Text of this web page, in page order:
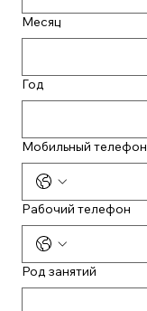
Месяц
Год
Мобильный телефон
Рабочий телефон
Род занятий